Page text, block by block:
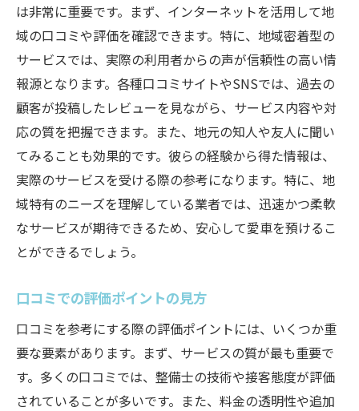
は非常に重要です。まず、インターネットを活用して地
域の口コミや評価を確認できます。特に、地域密着型の
サービスでは、実際の利用者からの声が信頼性の高い情
報源となります。各種口コミサイトやSNSでは、過去の
顧客が投稿したレビューを見ながら、サービス内容や対
応の質を把握できます。また、地元の知人や友人に聞い
てみることも効果的です。彼らの経験から得た情報は、
実際のサービスを受ける際の参考になります。特に、地
域特有のニーズを理解している業者では、迅速かつ柔軟
なサービスが期待できるため、安心して愛車を預けるこ
とができるでしょう。
口コミでの評価ポイントの見方
口コミを参考にする際の評価ポイントには、いくつか重
要な要素があります。まず、サービスの質が最も重要で
す。多くの口コミでは、整備士の技術や接客態度が評価
されていることが多いです。また、料金の透明性や追加